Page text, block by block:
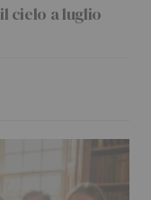
cielo a luglio